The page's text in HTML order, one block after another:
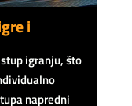
i
igranju, što
napredni